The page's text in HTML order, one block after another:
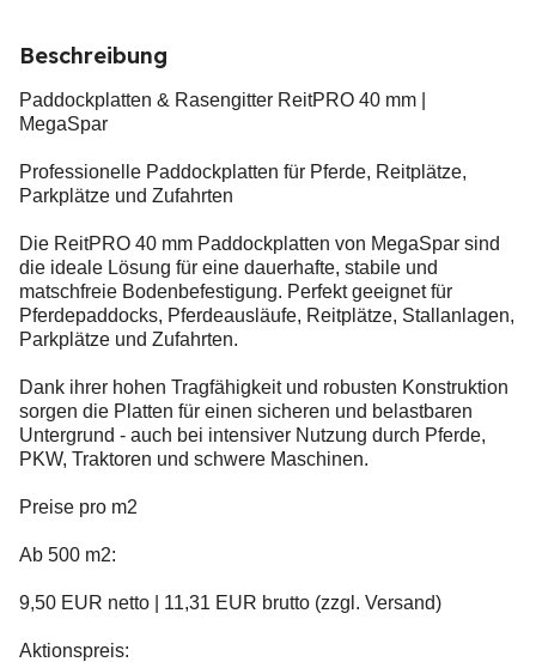
Beschreibung
Paddockplatten & Rasengitter ReitPRO 40 mm |
MegaSpar
Professionelle Paddockplatten für Pferde, Reitplätze,
Parkplätze und Zufahrten
Die ReitPRO 40 mm Paddockplatten von MegaSpar sind
die ideale Lösung für eine dauerhafte, stabile und
matschfreie Bodenbefestigung. Perfekt geeignet für
Pferdepaddocks, Pferdeausläufe, Reitplätze, Stallanlagen,
Parkplätze und Zufahrten.
Dank ihrer hohen Tragfähigkeit und robusten Konstruktion
sorgen die Platten für einen sicheren und belastbaren
Untergrund - auch bei intensiver Nutzung durch Pferde,
PKW, Traktoren und schwere Maschinen.
Preise pro m2
Ab 500 m2:
9,50 EUR netto | 11,31 EUR brutto (zzgl. Versand)
Aktionspreis: